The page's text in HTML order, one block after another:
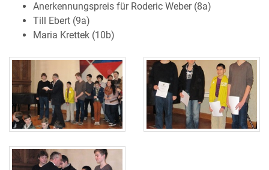
Anerkennungspreis für Roderic Weber (8a)
Till Ebert (9a)
Maria Krettek (10b)